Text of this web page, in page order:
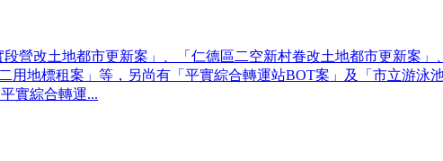
營改土地都市更新案」、「仁德區二空新村眷改土地都市更新案
用地標租案」等，另尚有「平實綜合轉運站BOT案」及「市立游泳
實綜合轉運...